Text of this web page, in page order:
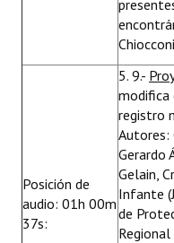
Posición de
audio: 01h 00m
37s:
5. 9.-
modifica
registro
Autores:
Gerardo
Gelain,
Infante
de